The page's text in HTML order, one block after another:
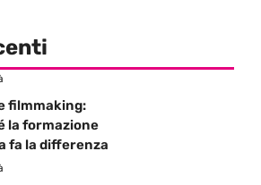
filmmaking:
la formazione
fa la differenza